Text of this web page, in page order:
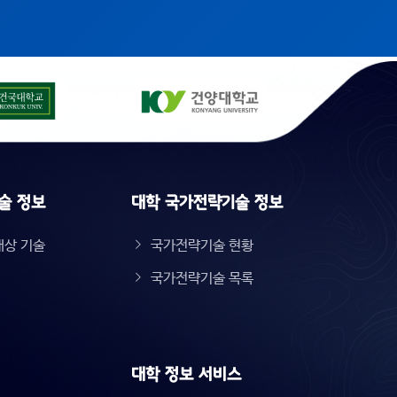
정보
상 기술
대학 국가전략기술 정보
국가전략기술 현황
국가전략기술 목록
대학 정보 서비스